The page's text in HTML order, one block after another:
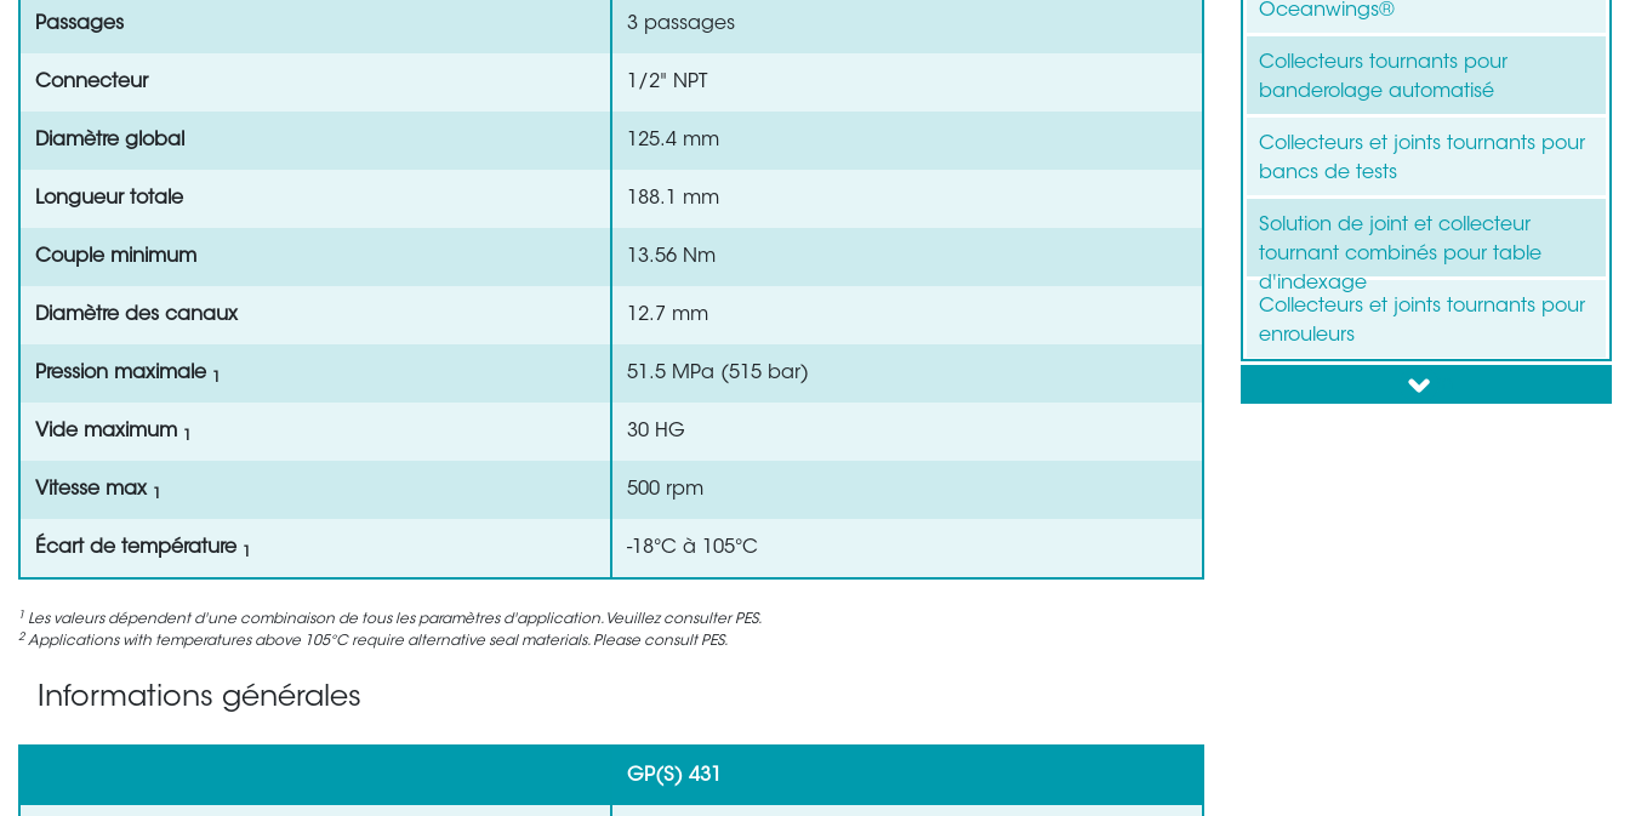
Passages 3 passages
Connecteur 1/2" NPT
Diamètre global 125.4 mm
Longueur totale 188.1 mm
Couple minimum 13.56 Nm
Diamètre des canaux 12.7 mm
Pression maximale 51.5 MPa (515 bar)
Vide maximum 30 HG
Vitesse max 500 rpm
Écart de température -18°C à 105°C
1 Les valeurs dépendent d'une combinaison de tous les paramètres d'application. Veuillez consulter PES.
2 Applications with temperatures above 105°C require alternative seal materials. Please consult PES.
Informations générales
GP(S) 431
Oceanwings®
Collecteurs tournants pour
banderolage automatisé
Collecteurs et joints tournants pour
bancs de tests
Solution de joint et collecteur
tournant combinés pour table
d'indexage
Collecteurs et joints tournants pour
enrouleurs
down